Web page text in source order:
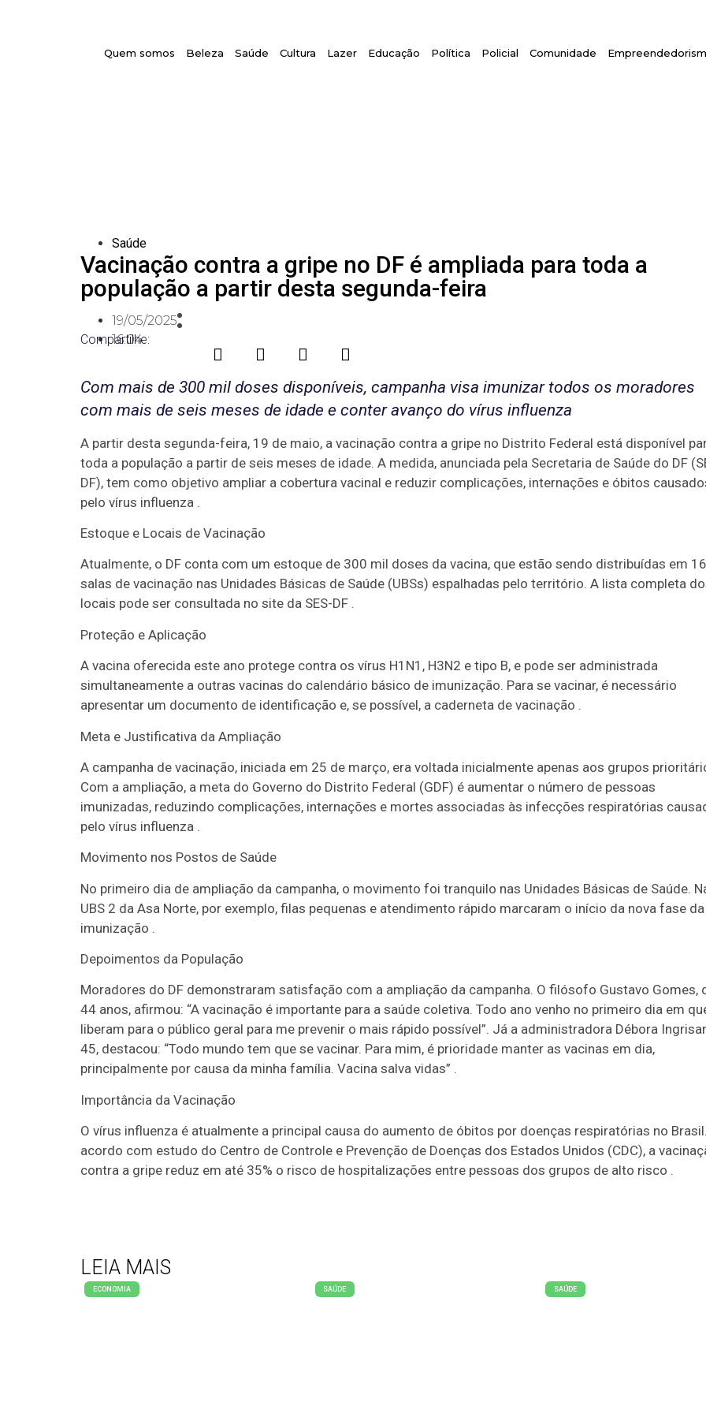
Quem somos Beleza Saúde Cultura Lazer Educação Política Policial Comunidade
Saúde
Vacinação contra a gripe no DF é ampliada para toda a
população a partir desta segunda-feira
19/05/2025
16:04
Compartilhe:
Com mais de 300 mil doses disponíveis, campanha visa imunizar todos os moradores
com mais de seis meses de idade e conter avanço do vírus influenza
A partir desta segunda-feira, 19 de maio, a vacinação contra a gripe no Distrito Federal está disponível
toda a população a partir de seis meses de idade. A medida, anunciada pela Secretaria de Saúde do DF
DF), tem como objetivo ampliar a cobertura vacinal e reduzir complicações, internações e óbitos
pelo vírus influenza .
Estoque e Locais de Vacinação
Atualmente, o DF conta com um estoque de 300 mil doses da vacina, que estão sendo distribuídas em
salas de vacinação nas Unidades Básicas de Saúde (UBSs) espalhadas pelo território. A lista completa
locais pode ser consultada no site da SES-DF .
Proteção e Aplicação
A vacina oferecida este ano protege contra os vírus H1N1, H3N2 e tipo B, e pode ser administrada
simultaneamente a outras vacinas do calendário básico de imunização. Para se vacinar, é necessário
apresentar um documento de identificação e, se possível, a caderneta de vacinação .
Meta e Justificativa da Ampliação
A campanha de vacinação, iniciada em 25 de março, era voltada inicialmente apenas aos grupos
Com a ampliação, a meta do Governo do Distrito Federal (GDF) é aumentar o número de pessoas
imunizadas, reduzindo complicações, internações e mortes associadas às infecções respiratórias
pelo vírus influenza .
Movimento nos Postos de Saúde
No primeiro dia de ampliação da campanha, o movimento foi tranquilo nas Unidades Básicas de Saúde.
UBS 2 da Asa Norte, por exemplo, filas pequenas e atendimento rápido marcaram o início da nova fase da
imunização .
Depoimentos da População
Moradores do DF demonstraram satisfação com a ampliação da campanha. O filósofo Gustavo Gomes,
44 anos, afirmou: “A vacinação é importante para a saúde coletiva. Todo ano venho no primeiro dia em
liberam para o público geral para me prevenir o mais rápido possível”. Já a administradora Débora
45, destacou: “Todo mundo tem que se vacinar. Para mim, é prioridade manter as vacinas em dia,
principalmente por causa da minha família. Vacina salva vidas” .
Importância da Vacinação
O vírus influenza é atualmente a principal causa do aumento de óbitos por doenças respiratórias no
acordo com estudo do Centro de Controle e Prevenção de Doenças dos Estados Unidos (CDC), a
contra a gripe reduz em até 35% o risco de hospitalizações entre pessoas dos grupos de alto risco .
LEIA MAIS
ECONOMIA SAÚDE SAÚDE